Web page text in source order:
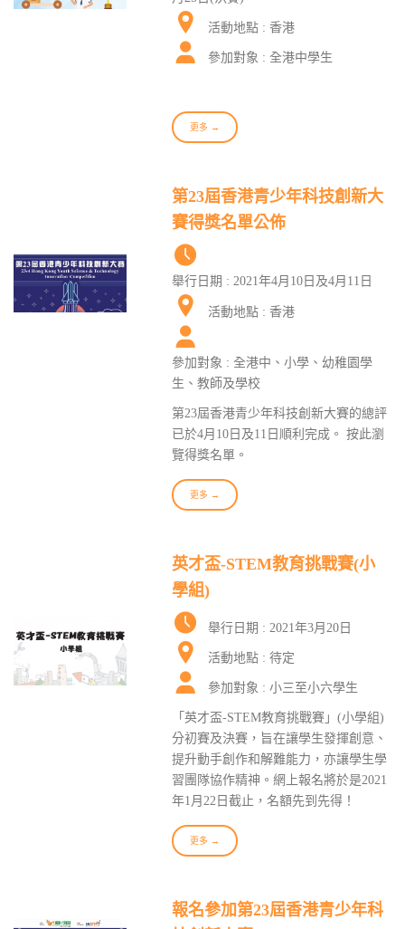
活動地點 : 香港
參加對象 : 全港中學生
更多 →
第23屆香港青少年科技創新大
賽得獎名單公佈
舉行日期 : 2021年4月10日及4月11日
活動地點 : 香港
參加對象 : 全港中、小學、幼稚園學
生、教師及學校
第23屆香港青少年科技創新大賽的總評
已於4月10日及11日順利完成。 按此瀏
覽得獎名單。
更多 →
英才盃-STEM教育挑戰賽(小
學組)
舉行日期 : 2021年3月20日
活動地點 : 待定
參加對象 : 小三至小六學生
「英才盃-STEM教育挑戰賽」(小學組)
分初賽及決賽，旨在讓學生發揮創意、
提升動手創作和解難能力，亦讓學生學
習團隊協作精神。網上報名將於是2021
年1月22日截止，名額先到先得！
更多 →
報名參加第23屆香港青少年科